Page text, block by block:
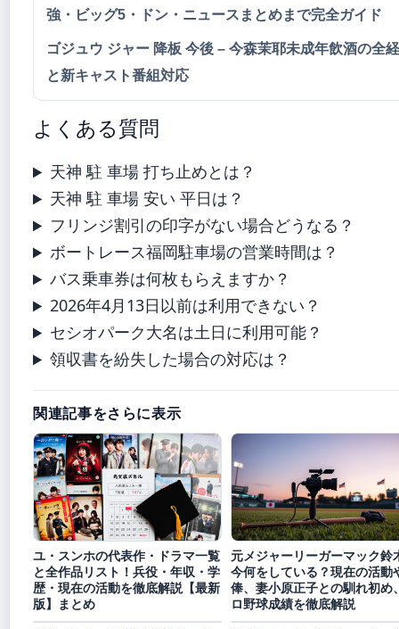
強・ビッグ5・ドン・ニュースまとめまで完全ガイド
ゴジュウ ジャー 降板 今後 – 今森茉耶未成年飲酒の全
と新キャスト番組対応
よくある質問
天神 駐 車場 打ち止めとは？
天神 駐 車場 安い 平日は？
フリンジ割引の印字がない場合どうなる？
ボートレース福岡駐車場の営業時間は？
バス乗車券は何枚もらえますか？
2026年4月13日以前は利用できない？
セシオパーク大名は土日に利用可能？
領収書を紛失した場合の対応は？
関連記事をさらに表示
ユ・スンホの代表作・ドラマ一覧
と全作品リスト！兵役・年収・学
歴・現在の活動を徹底解説【最新
版】まとめ
元メジャーリーガーマック鈴
今何をしている？現在の活動
俸、妻小原正子との馴れ初め
ロ野球成績を徹底解説